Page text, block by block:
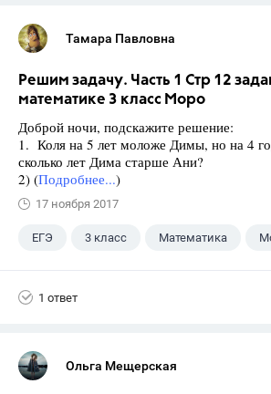
Тамара Павловна
Решим задачу. Часть 1 Стр 12
математике 3 класс Моро
Доброй ночи, подскажите решение:
1. Коля на 5 лет моложе Димы, но на 4
сколько лет Дима старше Ани?
2) (Подробнее...)
17 ноября 2017
ЕГЭ 3 класс Математика
1 ответ
Ольга Мещерская